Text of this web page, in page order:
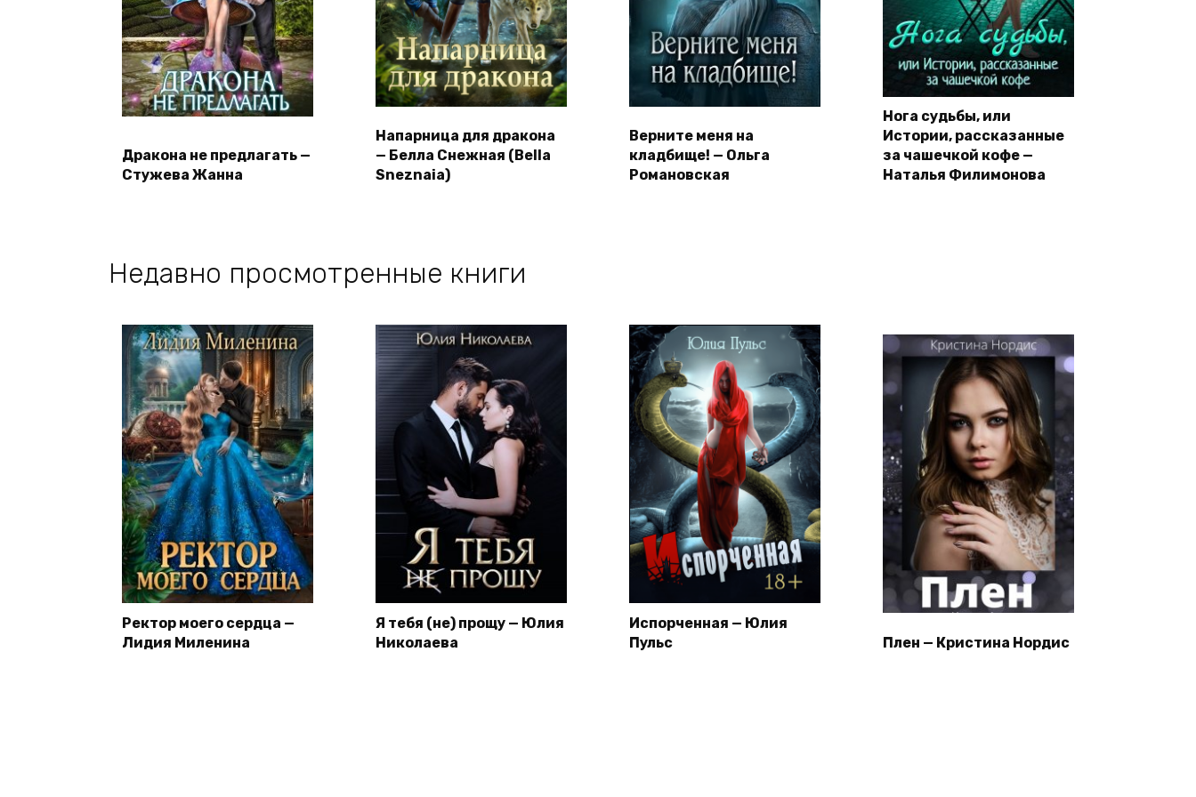
Дракона не предлагать —
Стужева Жанна
Напарница для дракона
— Белла Снежная (Bella
Sneznaia)
Верните меня на
кладбище! — Ольга
Романовская
Нога судьбы, или
Истории, рассказанные
за чашечкой кофе —
Наталья Филимонова
Недавно просмотренные книги
Ректор моего сердца —
Лидия Миленина
Я тебя (не) прощу — Юлия
Николаева
Испорченная — Юлия
Пульс
Плен — Кристина Нордис